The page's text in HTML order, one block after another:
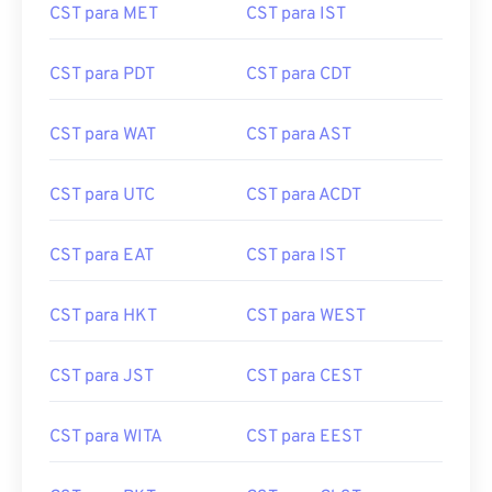
CST para MET CST para IST
CST para PDT CST para CDT
CST para WAT CST para AST
CST para UTC CST para ACDT
CST para EAT CST para IST
CST para HKT CST para WEST
CST para JST CST para CEST
CST para WITA CST para EEST